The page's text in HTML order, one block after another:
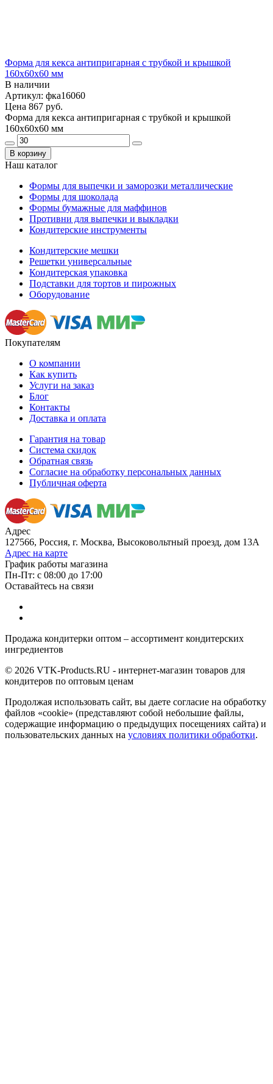
Форма для кекса антипригарная с трубкой и крышкой
160x60x60 мм
В наличии
Артикул: фка16060
Цена 867 руб.
Форма для кекса антипригарная с трубкой и крышкой
160x60x60 мм
В корзину
Наш каталог
Формы для выпечки и заморозки металлические
Формы для шоколада
Формы бумажные для маффинов
Противни для выпечки и выкладки
Кондитерские инструменты
Кондитерские мешки
Решетки универсальные
Кондитерская упаковка
Подставки для тортов и пирожных
Оборудование
Покупателям
О компании
Как купить
Услуги на заказ
Блог
Контакты
Доставка и оплата
Гарантия на товар
Система скидок
Обратная связь
Согласие на обработку персональных данных
Публичная оферта
Адрес
127566, Россия, г. Москва, Высоковольтный проезд, дом 13А
Адрес на карте
График работы магазина
Пн-Пт: с 08:00 до 17:00
Оставайтесь на связи
Продажа кондитерки оптом – ассортимент кондитерских
ингредиентов
© 2026 VTK-Products.RU - интернет-магазин товаров для
кондитеров по оптовым ценам
Продолжая использовать сайт, вы даете согласие на обработку
файлов «cookie» (представляют собой небольшие файлы,
содержащие информацию о предыдущих посещениях сайта) и
пользовательских данных на условиях политики обработки.